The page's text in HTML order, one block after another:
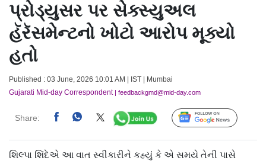
પ્રોડ્યુસર પર સેક્સ્યુઅલ
હૅરૅસમેન્ટનો ખોટો આરોપ મૂક્યો
હતો
Published : 03 June, 2026 10:01 AM | IST | Mumbai
Gujarati Mid-day Correspondent| feedbackgmd@mid-day.com
Share: Follow Us
શિલ્પા શિંદેએ આ વાત સ્વીકારીને કહ્યું કે એ સમયે તેની પાસે